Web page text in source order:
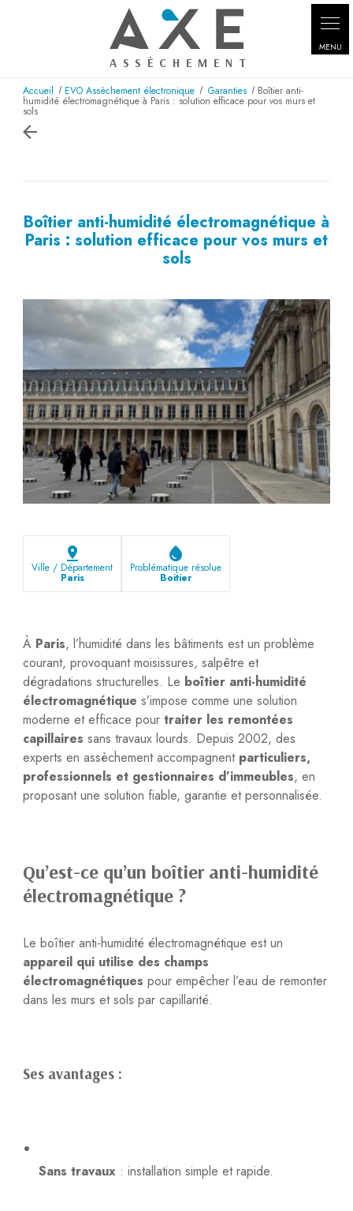
Accueil EVO Assèchement électronique Garanties Boîtier anti-
humidité électromagnétique à Paris : solution efficace pour vos murs et
sols
Boîtier anti-humidité électromagnétique à
Paris : solution efficace pour vos murs et
sols
pin_drop
Ville / Département
Paris
water_drop
Problématique résolue
Boitier
À Paris, l’humidité dans les bâtiments est un problème
courant, provoquant moisissures, salpêtre et
dégradations structurelles. Le boîtier anti-humidité
électromagnétique s’impose comme une solution
moderne et efficace pourtraiter les remontées
capillaires sans travaux lourds. Depuis 2002, des
experts en assèchement accompagnent particuliers,
professionnels et gestionnaires d’immeubles, en
proposant une solution fiable, garantie et personnalisée.
Qu’est-ce qu’un boîtier anti-humidité
électromagnétique ?
Le boîtier anti-humidité électromagnétique est un
appareil qui utilise des champs
électromagnétiques pour empêcher l’eau de remonter
dans les murs et sols par capillarité.
Ses avantages :
Sans travaux : installation simple et rapide.
Panneau de gestion des cookies